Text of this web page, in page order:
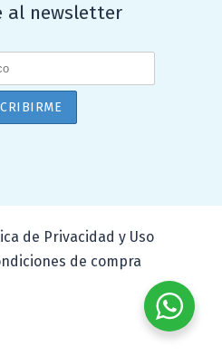
al newsletter
de Privacidad y Uso
de compra